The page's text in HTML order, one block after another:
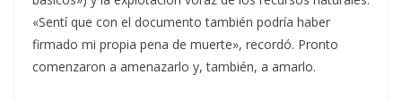
«Sentí que con el documento también podría haber
firmado mi propia pena de muerte», recordó. Pronto
comenzaron a amenazarlo y, también, a amarlo.